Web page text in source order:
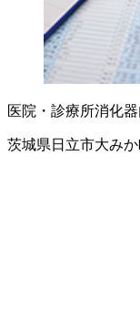
医院・診療所消化
茨城県日立市大み